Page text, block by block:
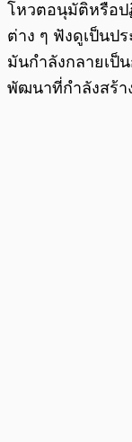
โหวตอนุมัติหรือป
ต่าง ๆ ฟังดูเป็นป
มันกำลังกลายเป็
พัฒนาที่กำลังสร้า